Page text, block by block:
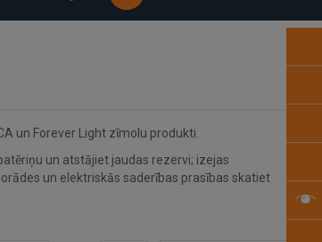
un Forever Light zīmolu produkti.
un atstājiet jaudas rezervi; izejas
un elektriskās saderības prasības skatiet